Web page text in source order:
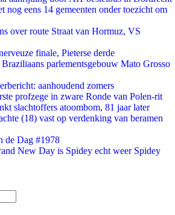
nog eens 14 gemeenten onder toezicht om
over route Straat van Hormuz, VS
finale, Pieterse derde
parlementsgebouw Mato Grosso
aanhoudend zomers
profzege in zware Ronde van Polen-rit
slachtoffers atoombom, 81 jaar later
(18) vast op verdenking van beramen
de Dag #1978
New Day is Spidey echt weer Spidey